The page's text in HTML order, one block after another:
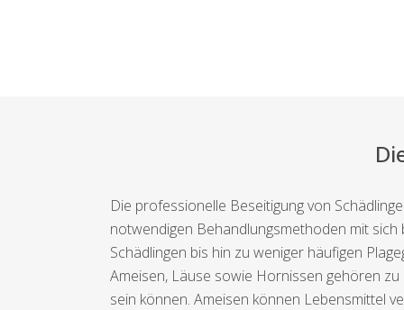
Die professionelle Beseitigung von
notwendigen Behandlungsmethoden mit
Schädlingen bis hin zu weniger häufigen
Ameisen, Läuse sowie Hornissen gehören
sein können. Ameisen können Lebensmittel